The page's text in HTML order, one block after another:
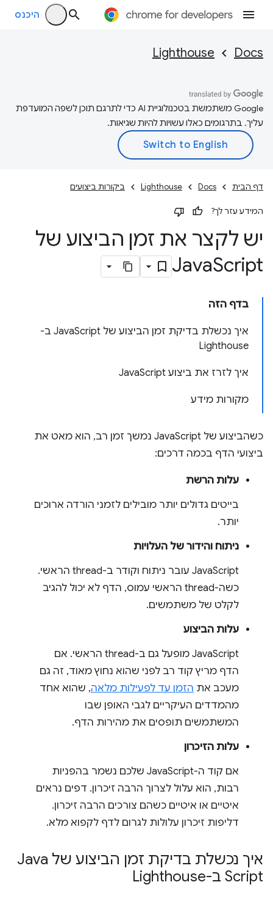
היכנס
Docs
Lighthouse
‫Google משתמשת בטכנולוגיית AI כדי לתרגם תוכן לשפה המועדפת
עליך. בתרגומים כאלו עשויות להיות שגיאות.
דף הבית Docs
Lighthouse ביקורות ביצועים
המידע עזר לך?
יש לקצר את זמן הביצוע של
JavaScript
בדף הזה
איך נכשלת בדיקת זמן הביצוע של JavaScript ב-
Lighthouse
איך לזרז את ביצוע JavaScript
מקורות מידע
כשהביצוע של JavaScript נמשך זמן רב, הוא מאט את
ביצועי הדף בכמה דרכים:
עלות הרשת
בייטים גדולים יותר מובילים לזמני הורדה ארוכים
יותר.
ניתוח והידור של העלויות
JavaScript עובר ניתוח וקודר ב-thread הראשי.
כשה-thread הראשי עמוס, הדף לא יכול להגיב
לקלט של משתמשים.
עלות הביצוע
JavaScript מופעל גם ב-thread הראשי. אם
הדף מריץ קוד רב לפני שהוא נחוץ מאוד, זה גם
מעכב את הזמן עד לפעילות מלאה, שהוא אחד
מהמדדים העיקריים לגבי האופן שבו
המשתמשים תופסים את מהירות הדף.
עלות הזיכרון
אם קוד ה-JavaScript שלכם נשמר בהפניות
רבות, הוא עלול לצרוך הרבה זיכרון. דפים נראים
איטיים או איטיים כשהם צורכים הרבה זיכרון.
דליפות זיכרון עלולות לגרום לדף לקפוא מלא.
איך נכשלת בדיקת זמן הביצוע של Java
Script ב-Lighthouse